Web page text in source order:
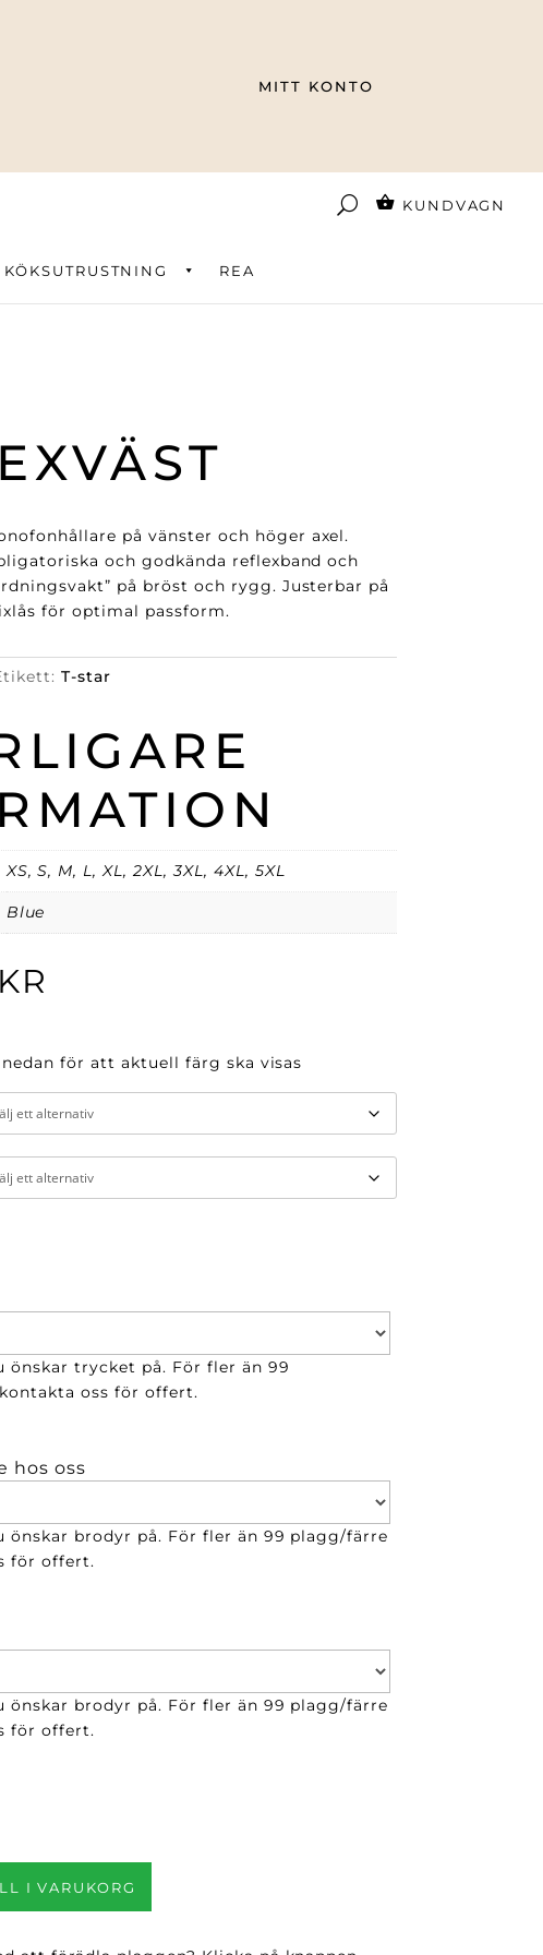
MITT KONTO
KUNDVAGN
KÖKSUTRUSTNING REA
på vänster och höger axel.
och godkända reflexband och
på bröst och rygg. Justerbar på
för optimal passform.
T-star
XS, S, M, L, XL, 2XL, 3XL, 4XL, 5XL
Blue
KR
för att aktuell färg ska visas
önskar trycket på. För fler än 99
oss för offert.
hos oss
önskar brodyr på. För fler än 99 plagg/färre
för offert.
önskar brodyr på. För fler än 99 plagg/färre
för offert.
I VARUKORG